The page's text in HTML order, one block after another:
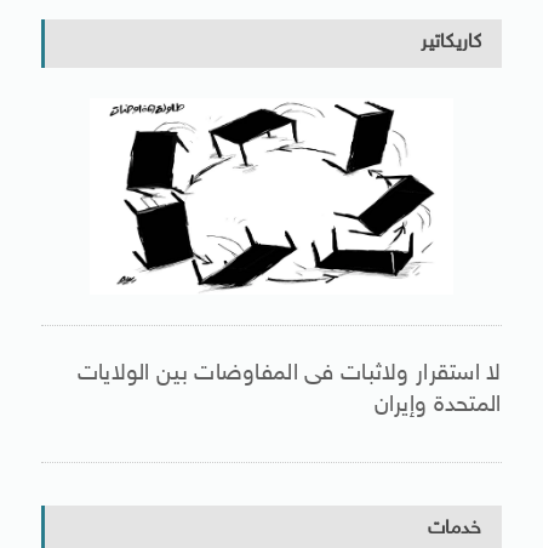
كاريكاتير
لا استقرار ولاثبات فى المفاوضات بين الولايات
المتحدة وإيران
خدمات